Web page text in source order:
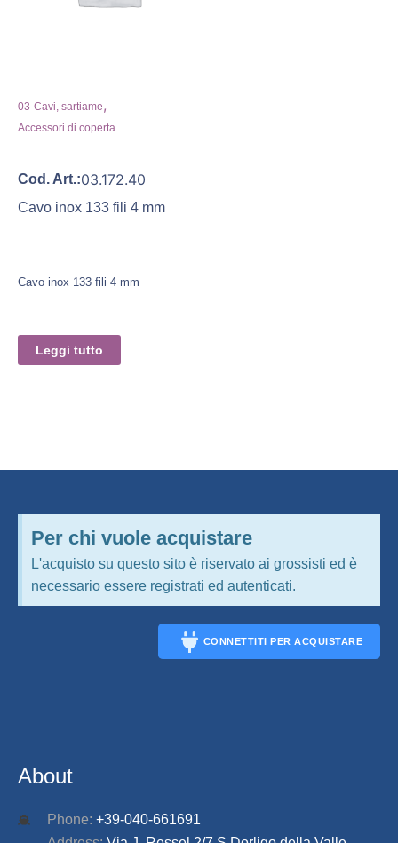
03-Cavi, sartiame,
Accessori di coperta
Cod. Art.:03.172.40
Cavo inox 133 fili 4 mm
Cavo inox 133 fili 4 mm
Leggi tutto
Per chi vuole acquistare
L'acquisto su questo sito è riservato ai grossisti ed è
necessario essere registrati ed autenticati.
CONNETTITI PER ACQUISTARE
About
Phone: +39-040-661691